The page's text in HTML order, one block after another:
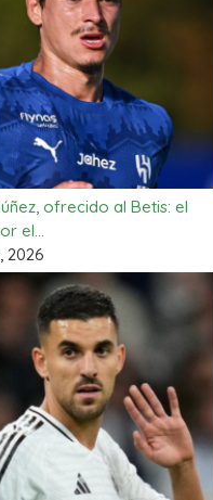
ofrecido al Betis: el
el…
2026